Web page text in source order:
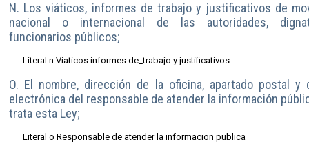
N. Los viáticos, informes de trabajo y justificativos de
nacional o internacional de las autoridades,
funcionarios públicos;
Literal n Viaticos informes de_trabajo y justificativos
O. El nombre, dirección de la oficina, apartado postal y
electrónica del responsable de atender la información
trata esta Ley;
Literal o Responsable de atender la informacion publica